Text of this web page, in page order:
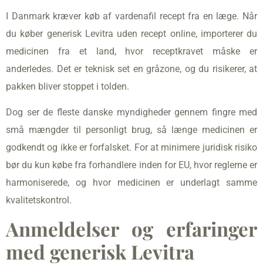
I Danmark kræver køb af vardenafil recept fra en læge. Når
du køber generisk Levitra uden recept online, importerer du
medicinen fra et land, hvor receptkravet måske er
anderledes. Det er teknisk set en gråzone, og du risikerer, at
pakken bliver stoppet i tolden.
Dog ser de fleste danske myndigheder gennem fingre med
små mængder til personligt brug, så længe medicinen er
godkendt og ikke er forfalsket. For at minimere juridisk risiko
bør du kun købe fra forhandlere inden for EU, hvor reglerne er
harmoniserede, og hvor medicinen er underlagt samme
kvalitetskontrol.
Anmeldelser og erfaringer
med generisk Levitra